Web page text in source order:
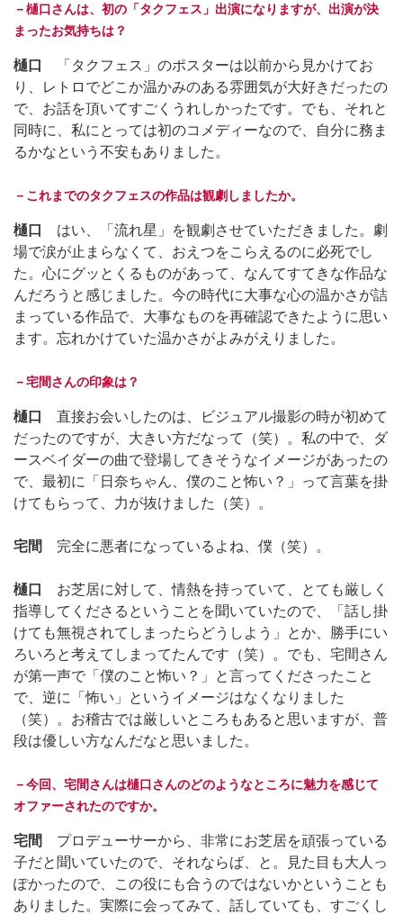
－樋口さんは、初の「タクフェス」出演になりますが、出演が決
まったお気持ちは？
樋口
「タクフェス」のポスターは以前から見かけてお
り、レトロでどこか温かみのある雰囲気が大好きだったの
で、お話を頂いてすごくうれしかったです。でも、それと
同時に、私にとっては初のコメディーなので、自分に務ま
るかなという不安もありました。
－これまでのタクフェスの作品は観劇しましたか。
樋口
はい、「流れ星」を観劇させていただきました。劇
場で涙が止まらなくて、おえつをこらえるのに必死でし
た。心にグッとくるものがあって、なんてすてきな作品な
んだろうと感じました。今の時代に大事な心の温かさが詰
まっている作品で、大事なものを再確認できたように思い
ます。忘れかけていた温かさがよみがえりました。
－宅間さんの印象は？
樋口
直接お会いしたのは、ビジュアル撮影の時が初めて
だったのですが、大きい方だなって（笑）。私の中で、ダ
ースベイダーの曲で登場してきそうなイメージがあったの
で、最初に「日奈ちゃん、僕のこと怖い？」って言葉を掛
けてもらって、力が抜けました（笑）。
宅間 完全に悪者になっているよね、僕（笑）。
樋口
お芝居に対して、情熱を持っていて、とても厳しく
指導してくださるということを聞いていたので、「話し掛
けても無視されてしまったらどうしよう」とか、勝手にい
ろいろと考えてしまってたんです（笑）。でも、宅間さん
が第一声で「僕のこと怖い？」と言ってくださったこと
で、逆に「怖い」というイメージはなくなりました
（笑）。お稽古では厳しいところもあると思いますが、普
段は優しい方なんだなと思いました。
－今回、宅間さんは樋口さんのどのようなところに魅力を感じて
オファーされたのですか。
宅間
プロデューサーから、非常にお芝居を頑張っている
子だと聞いていたので、それならば、と。見た目も大人っ
ぽかったので、この役にも合うのではないかということも
ありました。実際に会ってみて、話していても、すごくし